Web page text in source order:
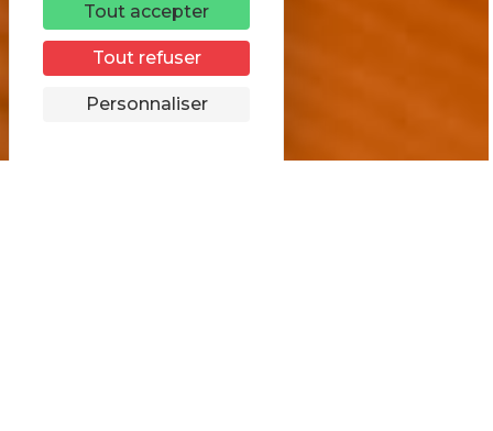
Tout accepter
Tout refuser
Personnaliser